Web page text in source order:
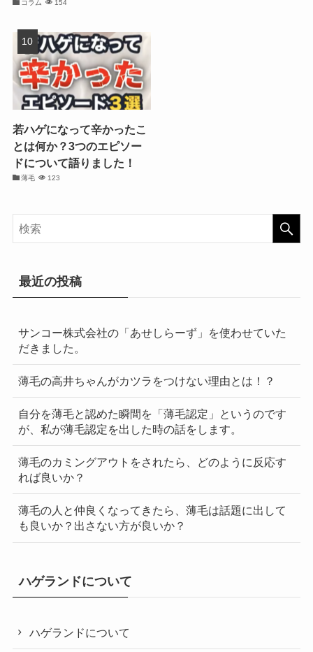
コラム 154
若ハゲになって辛かったこ
とは何か？3つのエピソー
ドについて語りました！
薄毛 123
最近の投稿
サンコー株式会社の「あせしらーず」を使わせていた
だきました。
薄毛の高井ちゃんがカツラをつけない理由とは！？
自分を薄毛と認めた瞬間を「薄毛認定」というのです
が、私が薄毛認定を出した時の話をします。
薄毛のカミングアウトをされたら、どのように反応す
れば良いか？
薄毛の人と仲良くなってきたら、薄毛は話題に出して
も良いか？出さない方が良いか？
ハゲランドについて
ハゲランドについて